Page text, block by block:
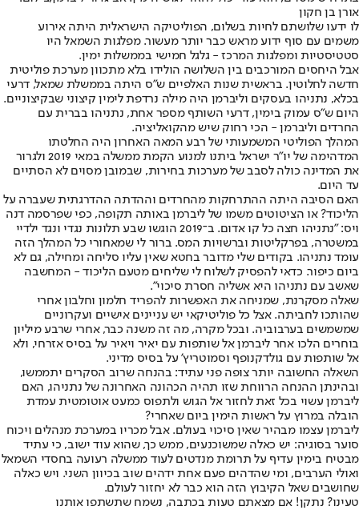
אורן בן חקון
לו ידעו שלושתם לחיות בשלום, הפוליטיקה הישראלית היתה אירוע
משמים עם סוף ידוע מראש כבר יותר מעשור. מפלגות השמאל היו
סטטיסטיות ומפלגות המרכז - גלגל חמישי בממשלות ימין.
אבל היחסים המורכבים בין השלושה הולידו בלא מתכוון מערכת פוליטית
חדשה לחלוטין. בראשית שנות האלפיים ש"ס היתה בממשלת שמאל, דרעי
בכלא, נתניהו בעסקים וליברמן היה מילה נרדפת לימין קיצוני שבקיצוניים.
היום ש"ס עמוק בימין, דרעי השותף מספר אחת, נתניהו בברית עם
החרדים וליברמן - הכי רחוק שיש מהקואליציה.
המהלך הפוליטי המשמעותי של רבע המאה האחרון היה החלטתו
המדהימה של יו"ר ישראל ביתנו למנוע הקמת ממשלה במאי 2019 ולגרור
את המדינה כולה לסבב של מערכות בחירות, שבמובן מסוים לא הסתיים
עד היום.
האם הסיבה היתה ההתרחקות מהחרדים וההדתה ההדרגתית שעברה על
הליכוד? או הציטוטים משמו של ליברמן באותה תקופה, כפי שפרסמה דנה
ויס: "נתניהו חצה כל קו אדום. ב־2019 הוגשו שבע תלונות נגדי ונגד ילדיי
במשטרה, בפרקליטות וברשויות המס. ברור לי שמאחורי כל המהלך הזה
עומד נתניהו. בקודים שלי מדובר בחטא שאין עליו סליחה ומחילה, גם לא
ביום כיפור. כדאי להפסיק לשלוח לי שליחים מטעם הליכוד - המחשבה
שאשב עם נתניהו היא אשליה חסרת סיכוי".
שאלה מסקרנת, שמניחה את האפשרות להפריד חלמון וחלבון אחרי
שהותכו לחביתה. אצל כל פוליטיקאי יש עניינים אישיים ועקרוניים
שמשמשים בערבוביה. ובכל מקרה, מה זה משנה כבר, אחרי שרבע מיליון
בוחרים הלכו אחר ליברמן אל שותפות עם יאיר ויאיר על בסיס אזרחי, ולא
אל שותפות עם גולדקנופף וסמוטריץ' על בסיס מדיני.
השאלה החשובה יותר צופה פני עתיד: בהנחה שרוב הסקרים יתממשו,
ובהינתן ההנחה הרווחת שזו תהיה הכהונה האחרונה של נתניהו, האם
ליברמן עשוי בכל זאת לחזור אל הגוש ולתפוס כמעט אוטומטית עמדת
הובלה במרוץ על ראשות הימין ביום שאחרי?
ליברמן עצמו מבהיר שאין סיכוי בעולם. אבל מכריו במערכת מנהלים ויכוח
סוער בסוגיה: יש כאלה שמשוכנעים, ממש כך, שהוא עוד ישוב, כי עתיד
מבטיח בימין עדיף על תרומת מנדטים לעוד ממשלה רעועה בחסדי השמאל
ואולי הערבים, ומי שהדהים פעם אחת ידהים שוב בכיוון השני. ויש כאלה
שחושבים שאל הקיבוץ הזה הוא כבר לא יחזור לעולם.
טעינו? נתקן! אם מצאתם טעות בכתבה, נשמח שתשתפו אותנו